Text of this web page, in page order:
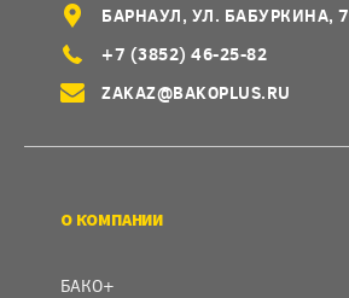
БАРНАУЛ, УЛ. БАБУРКИНА, 7
+7 (3852) 46-25-82
ZAKAZ@BAKOPLUS.RU
О КОМПАНИИ
БАКО+